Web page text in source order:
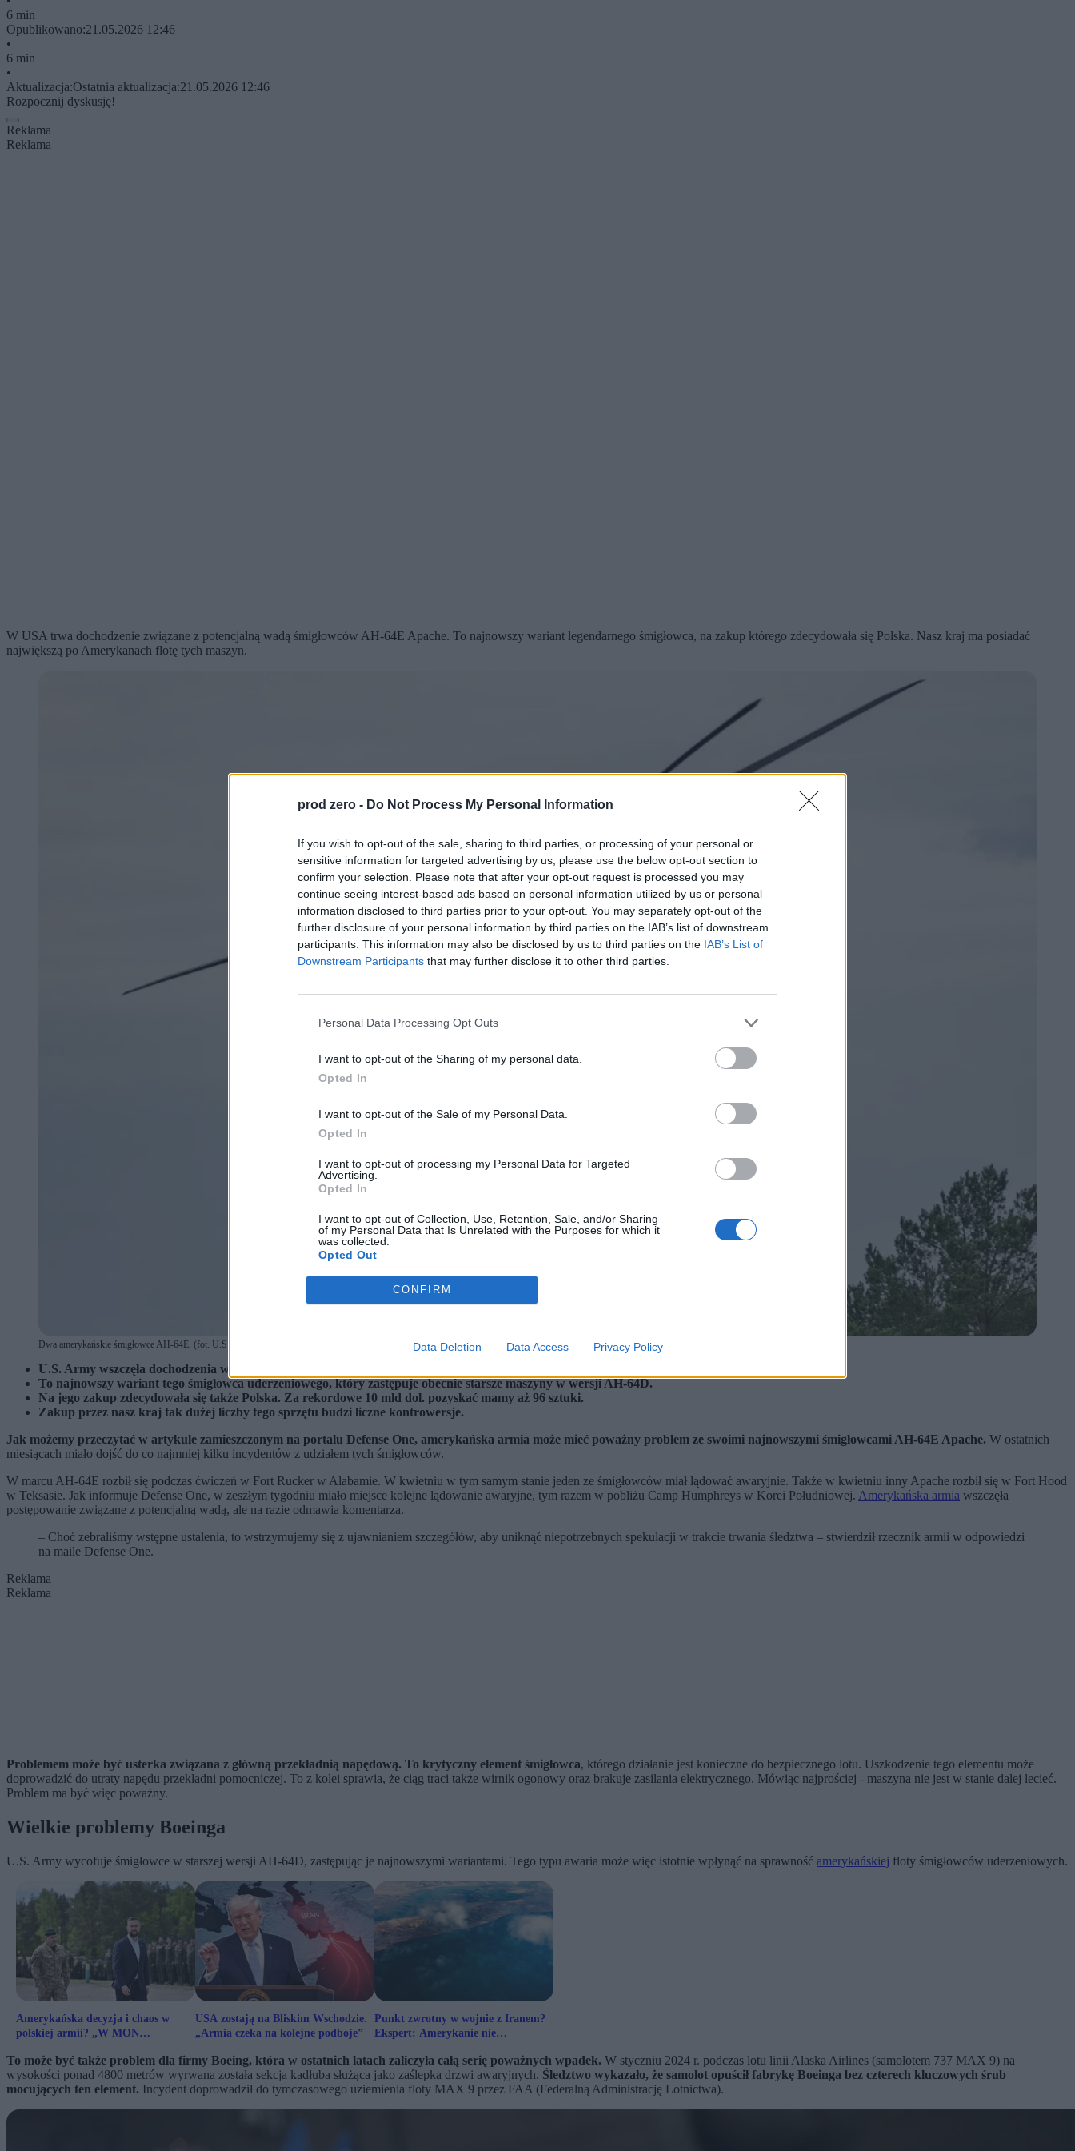
prod zero - Do Not Process My Personal Information
If you wish to opt-out of the sale, sharing to third parties, or processing of your personal or
sensitive information for targeted advertising by us, please use the below opt-out section to
confirm your selection. Please note that after your opt-out request is processed you may
continue seeing interest-based ads based on personal information utilized by us or personal
information disclosed to third parties prior to your opt-out. You may separately opt-out of the
further disclosure of your personal information by third parties on the IAB’s list of downstream
participants. This information may also be disclosed by us to third parties on the IAB’s List of
Downstream Participants that may further disclose it to other third parties.
Personal Data Processing Opt Outs
I want to opt-out of the Sharing of my personal data.
Opted In
I want to opt-out of the Sale of my Personal Data.
Opted In
I want to opt-out of processing my Personal Data for Targeted
Advertising.
Opted In
I want to opt-out of Collection, Use, Retention, Sale, and/or Sharing
of my Personal Data that Is Unrelated with the Purposes for which it
was collected.
Opted Out
CONFIRM
Data Deletion Data Access Privacy Policy
6 min
Opublikowano:21.05.2026 12:46
•
6 min
•
Aktualizacja:Ostatnia aktualizacja:21.05.2026 12:46
Rozpocznij dyskusję!
Reklama
Reklama
W USA trwa dochodzenie związane z potencjalną wadą śmigłowców AH-64E Apache. To najnowszy wariant legendarnego śmigłowca, na zakup którego zdecydowała się Polska. Nasz kraj ma posiadać
największą po Amerykanach flotę tych maszyn.
Dwa amerykańskie śmigłowce AH-64E. (fot. U.S. Army)
U.S. Army wszczęła dochodzenia w sprawie poważnej usterki technicznej śmigłowców AH-64E Apache.
To najnowszy wariant tego śmigłowca uderzeniowego, który zastępuje obecnie starsze maszyny w wersji AH-64D.
Na jego zakup zdecydowała się także Polska. Za rekordowe 10 mld dol. pozyskać mamy aż 96 sztuki.
Zakup przez nasz kraj tak dużej liczby tego sprzętu budzi liczne kontrowersje.
Jak możemy przeczytać w artykule zamieszczonym na portalu Defense One, amerykańska armia może mieć poważny problem ze swoimi najnowszymi śmigłowcami AH-64E Apache. W ostatnich
miesiącach miało dojść do co najmniej kilku incydentów z udziałem tych śmigłowców.
W marcu AH-64E rozbił się podczas ćwiczeń w Fort Rucker w Alabamie. W kwietniu w tym samym stanie jeden ze śmigłowców miał lądować awaryjnie. Także w kwietniu inny Apache rozbił się w Fort Hood
w Teksasie. Jak informuje Defense One, w zeszłym tygodniu miało miejsce kolejne lądowanie awaryjne, tym razem w pobliżu Camp Humphreys w Korei Południowej. Amerykańska armia wszczęła
postępowanie związane z potencjalną wadą, ale na razie odmawia komentarza.
– Choć zebraliśmy wstępne ustalenia, to wstrzymujemy się z ujawnianiem szczegółów, aby uniknąć niepotrzebnych spekulacji w trakcie trwania śledztwa – stwierdził rzecznik armii w odpowiedzi
na maile Defense One.
Reklama
Reklama
Problemem może być usterka związana z główną przekładnią napędową. To krytyczny element śmigłowca, którego działanie jest konieczne do bezpiecznego lotu. Uszkodzenie tego elementu może
doprowadzić do utraty napędu przekładni pomocniczej. To z kolei sprawia, że ciąg traci także wirnik ogonowy oraz brakuje zasilania elektrycznego. Mówiąc najprościej - maszyna nie jest w stanie dalej lecieć.
Problem ma być więc poważny.
Wielkie problemy Boeinga
U.S. Army wycofuje śmigłowce w starszej wersji AH-64D, zastępując je najnowszymi wariantami. Tego typu awaria może więc istotnie wpłynąć na sprawność amerykańskiej floty śmigłowców uderzeniowych.
Amerykańska decyzja i chaos w
polskiej armii? „W MON
USA zostają na Bliskim Wschodzie.
„Armia czeka na kolejne podboje”
Punkt zwrotny w wojnie z Iranem?
Ekspert: Amerykanie nie
To może być także problem dla firmy Boeing, która w ostatnich latach zaliczyła całą serię poważnych wpadek. W styczniu 2024 r. podczas lotu linii Alaska Airlines (samolotem 737 MAX 9) na
wysokości ponad 4800 metrów wyrwana została sekcja kadłuba służąca jako zaślepka drzwi awaryjnych. Śledztwo wykazało, że samolot opuścił fabrykę Boeinga bez czterech kluczowych śrub
mocujących ten element. Incydent doprowadził do tymczasowego uziemienia floty MAX 9 przez FAA (Federalną Administrację Lotnictwa).